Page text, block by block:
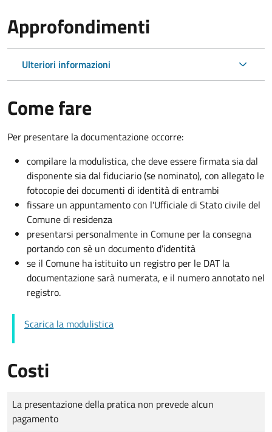
Approfondimenti
Ulteriori informazioni
Come fare
Per presentare la documentazione occorre:
compilare la modulistica, che deve essere firmata sia dal
disponente sia dal fiduciario (se nominato), con allegato le
fotocopie dei documenti di identità di entrambi
fissare un appuntamento con l'Ufficiale di Stato civile del
Comune di residenza
presentarsi personalmente in Comune per la consegna
portando con sè un documento d'identità
se il Comune ha istituito un registro per le DAT la
documentazione sarà numerata, e il numero annotato nel
registro.
Scarica la modulistica
Costi
Tipo di pagamento
Importo
La presentazione della pratica non prevede alcun
pagamento